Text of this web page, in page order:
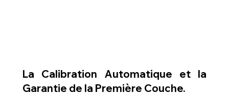
La Calibration Automatique et la
Garantie de la Première Couche.